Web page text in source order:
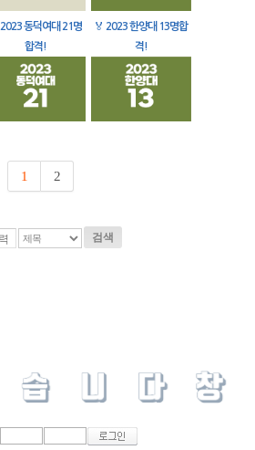
2023 동덕여대 21명
합격!
🏅 2023 한양대 13명합
격!
1 2
검색